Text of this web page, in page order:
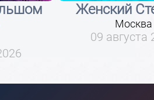
Женский
Москва
09 августа